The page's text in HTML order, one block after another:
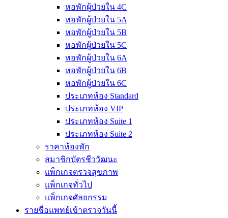
หอพักผู้ป่วยใน 4C
หอพักผู้ป่วยใน 5A
หอพักผู้ป่วยใน 5B
หอพักผู้ป่วยใน 5C
หอพักผู้ป่วยใน 6A
หอพักผู้ป่วยใน 6B
หอพักผู้ป่วยใน 6C
ประเภทห้อง Standard
ประเภทห้อง VIP
ประเภทห้อง Suite 1
ประเภทห้อง Suite 2
ราคาห้องพัก
สมาชิกบัตรชีววัฒนะ
แพ็กเกจตรวจสุขภาพ
แพ็กเกจทั่วไป
แพ็กเกจศัลยกรรม
รายชื่อแพทย์เข้าตรวจวันนี้